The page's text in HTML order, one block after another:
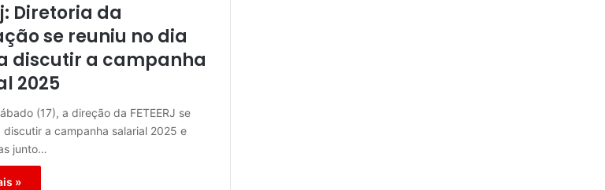
Diretoria da
se reuniu no dia
discutir a campanha
2025
(17), a direção da FETEERJ se
discutir a campanha salarial 2025 e
junto…
»